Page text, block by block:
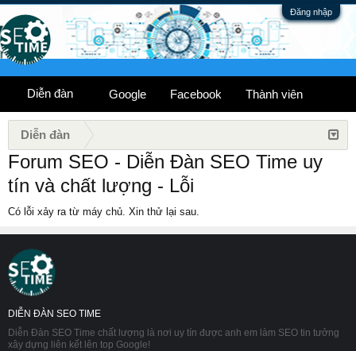
Đăng nhập
Diễn đàn Google Facebook Thành viên
Diễn đàn
Forum SEO - Diễn Đàn SEO Time uy
tín và chất lượng - Lỗi
Có lỗi xảy ra từ máy chủ. Xin thử lại sau.
DIỄN ĐÀN SEO TIME
Diễn Đàn SEO Time chất lượng là nơi uy tín được anh em làm SEO tin tưởng
xây dựng liên kết lên top Google!